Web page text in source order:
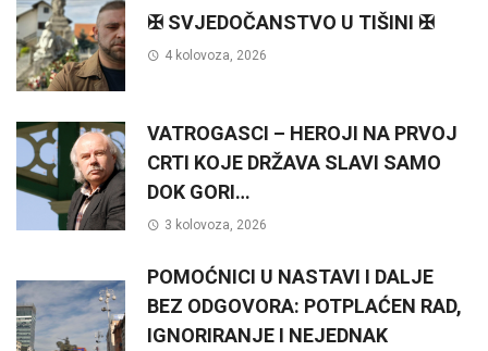
✠ SVJEDOČANSTVO U TIŠINI ✠
4 kolovoza, 2026
VATROGASCI – HEROJI NA PRVOJ
CRTI KOJE DRŽAVA SLAVI SAMO
DOK GORI…
3 kolovoza, 2026
POMOĆNICI U NASTAVI I DALJE
BEZ ODGOVORA: POTPLAĆEN RAD,
IGNORIRANJE I NEJEDNAK